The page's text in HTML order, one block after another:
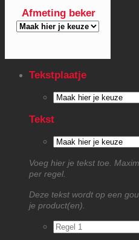
Afmeting beker
Tekstplaatje
Tekst
Voeg hier je tekst toe.
per regel.
Deze tekst wordt op een
je product(en).